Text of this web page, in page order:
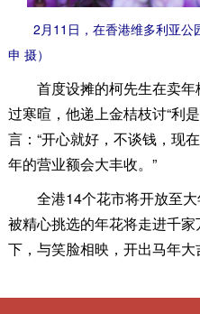
2月11日，在香港维多利亚公
申 摄）
首度设摊的柯先生在卖年
过寒暄，他递上金桔枝讨“利
言：“开心就好，不谈钱，现
年的营业额会大丰收。”
全港14个花市将开放至大
被精心挑选的年花将走进千
下，与笑脸相映，开出马年大